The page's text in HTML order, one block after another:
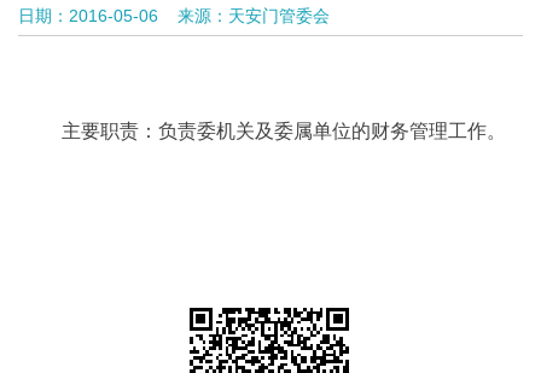
日期：2016-05-06 来源：天安门管委会
主要职责：负责委机关及委属单位的财务管理工作。